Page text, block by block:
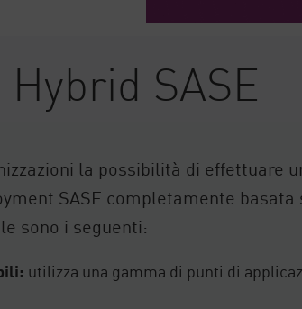
SASE
la possibilità di
SASE completamente
sono i seguenti:
utilizza una gamma di punti di